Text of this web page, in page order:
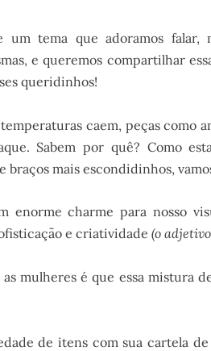
um tema que adoramos
e queremos compartilhar
queridinhos!
caem, peças como
Sabem por quê? Como
braços mais escondidinhos,
enorme charme para nosso
e criatividade(o
mulheres é que essa mistura
de itens com sua cartela